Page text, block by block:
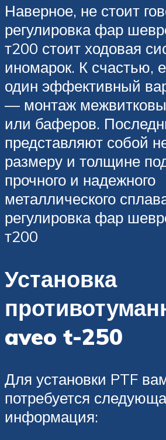
Наверное, не стоит
регулировка фар
т200 стоит ходовая
иномарок. К счастью,
один эффективный
— монтаж
или баферов.
представляют собой
размеру и толщине
прочного и надежного
металлического
регулировка фар
т200
Установка
aveo t-250
Для установки PTF
потребуется
информация: